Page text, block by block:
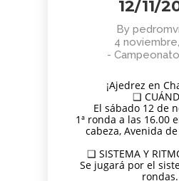
12/11/
By
4
-
¡Ajedrez en
❑
El sábado 12 de
1ª ronda a las 16.00
cabeza, Avenida
❑ SISTEMA Y
Se jugará por el
rondas.